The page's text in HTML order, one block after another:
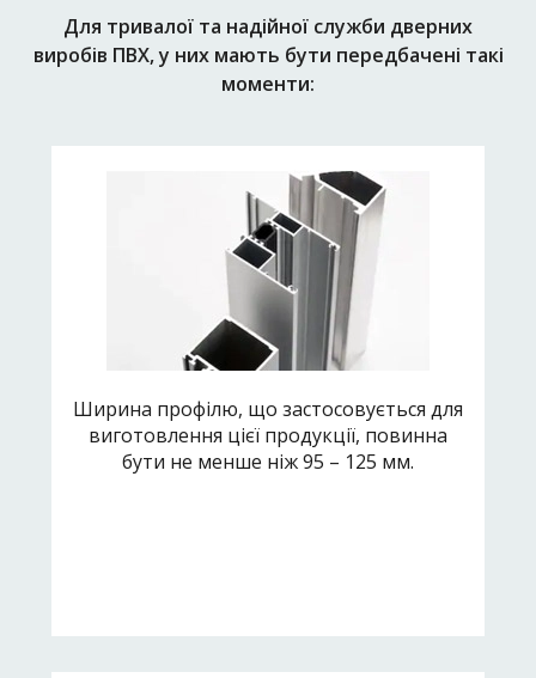
Для тривалої та надійної служби дверних
виробів ПВХ, у них мають бути передбачені такі
моменти:
Ширина профілю, що застосовується для
виготовлення цієї продукції, повинна
бути не менше ніж 95 – 125 мм.